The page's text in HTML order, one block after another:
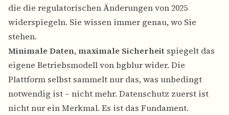
die die regulatorischen Änderungen von 2025
widerspiegeln. Sie wissen immer genau, wo Sie
stehen.
Minimale Daten, maximale Sicherheit spiegelt das
eigene Betriebsmodell von bgblur wider. Die
Plattform selbst sammelt nur das, was unbedingt
notwendig ist – nicht mehr. Datenschutz zuerst ist
nicht nur ein Merkmal. Es ist das Fundament.